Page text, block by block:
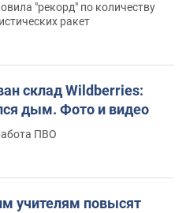
"рекорд" по количеству
ракет
склад Wildberries:
дым. Фото и видео
ПВО
учителям повысят